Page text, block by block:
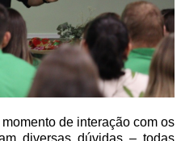
de interação com os
diversas dúvidas – todas